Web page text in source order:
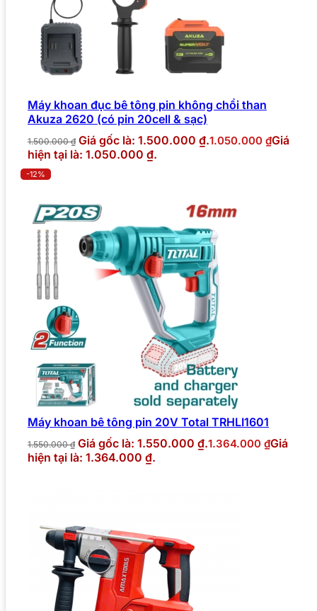
Máy khoan đục bê tông pin không chổi than
Akuza 2620 (có pin 20cell & sạc)
1.500.000₫ Giá gốc là: 1.500.000 ₫.1.050.000 ₫Giá
hiện tại là: 1.050.000 ₫.
-12%
Máy khoan bê tông pin 20V Total TRHLI1601
1.550.000₫ Giá gốc là: 1.550.000 ₫.1.364.000 ₫Giá
hiện tại là: 1.364.000 ₫.